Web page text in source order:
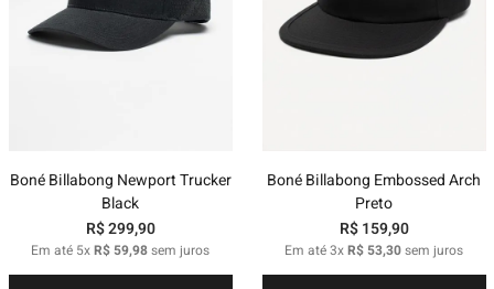
Boné Billabong Newport Trucker
Black
R$299,90
Em até 5xR$ 59,98sem juros
Boné Billabong Embossed Arch
Preto
R$ 159,90
Em até3xR$ 53,30sem juros